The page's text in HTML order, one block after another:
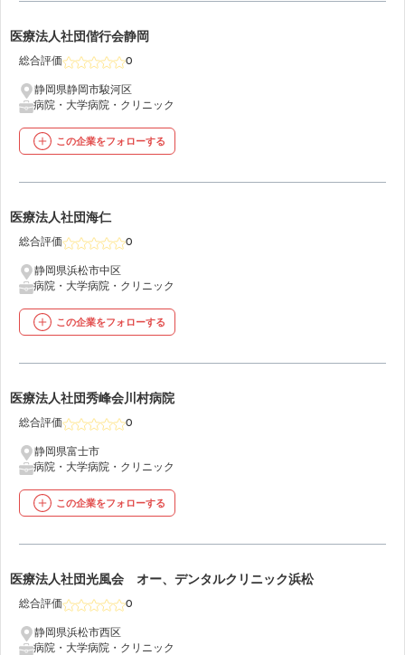
41医療法人社団偕行会静岡
総合評価 0
静岡県静岡市駿河区
病院・大学病院・クリニック
この企業をフォローする
42
医療法人社団海仁
総合評価 0
静岡県浜松市中区
病院・大学病院・クリニック
この企業をフォローする
43
医療法人社団秀峰会川村病院
総合評価 0
静岡県富士市
病院・大学病院・クリニック
この企業をフォローする
44
医療法人社団光風会 オー、デンタルクリニック浜松
総合評価 0
静岡県浜松市西区
病院・大学病院・クリニック